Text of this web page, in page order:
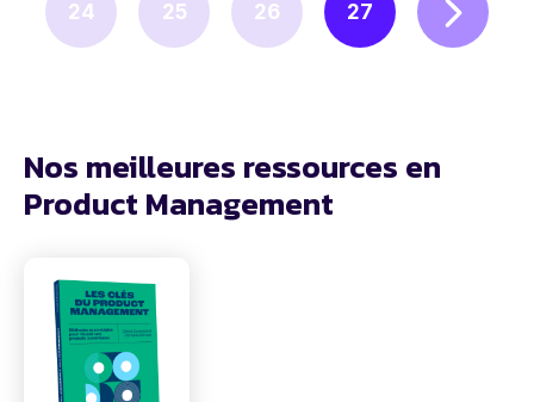
24 25 26 27
Nos meilleures ressources en
Product Management